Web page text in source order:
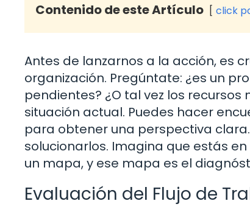
Contenido de este Artículo click
Antes de lanzarnos a la acción, es
organización. Pregúntate: ¿es un
pendientes? ¿O tal vez los
situación actual. Puedes hacer
para obtener una perspectiva
solucionarlos. Imagina que estás
un mapa, y ese mapa es el
Evaluación del Flujo de